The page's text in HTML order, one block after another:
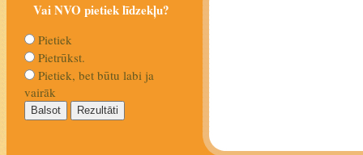
Vai NVO pietiek līdzekļu?
Pietiek
Pietrūkst.
Pietiek, bet būtu labi ja
vairāk